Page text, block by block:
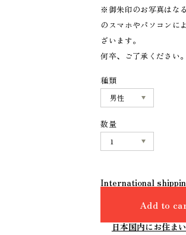
※御朱印のお写真はな
のスマホやパソコンに
ざいます。
何卒、ご了承ください。
種類
数量
International
Add to
日本国内にお住ま